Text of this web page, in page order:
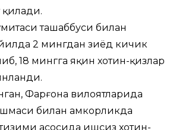
қилади.
ташаббуси билан
2 мингдан зиёд кичик
18 мингга яқин хотин-қизлар
Фарғона вилоятларида
билан ҳамкорликда
асосида ишсиз хотин-